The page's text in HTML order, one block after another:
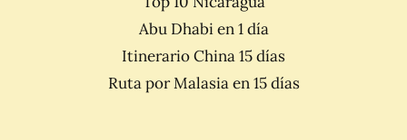
Abu Dhabi en 1 día
Itinerario China 15 días
Ruta por Malasia en 15 días